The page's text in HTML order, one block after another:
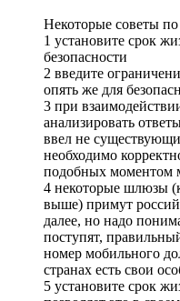
Некоторые советы по
1 установите срок
безопасности
2 введите
опять же для
3 при
анализировать
ввел не
необходимо
подобных моментом
4 некоторые шлюзы
выше) примут
далее, но надо
поступят,
номер мобильного
странах есть свои
5 установите срок